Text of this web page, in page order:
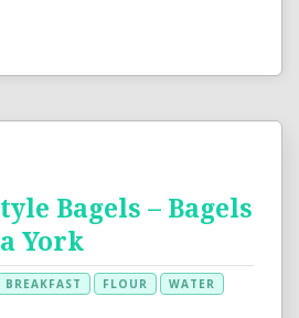
Bagels – Bagels
York
BREAKFAST FLOUR
WATER